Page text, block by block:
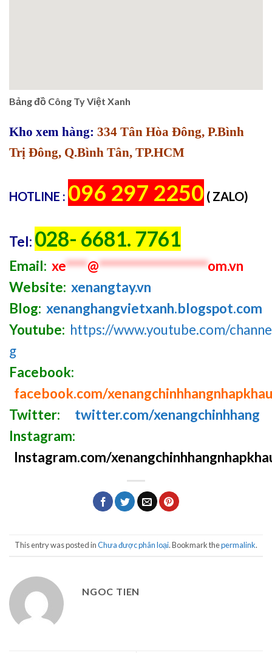
Bảng đồ Công Ty Việt Xanh
Kho xem hàng: 334 Tân Hòa Đông, P.Bình
Trị Đông, Q.Bình Tân, TP.HCM
HOTLINE : 096 297 2250 ( ZALO)
Tel: 028- 6681. 7761
Email: xe****@********************om.vn
Website: xenangtay.vn
Blog: xenanghangvietxanh.blogspot.com
Youtube: https://www.youtube.com/
g
Facebook:
facebook.com/xenangchinhhangnhapkhau
Twitter:
twitter.com/xenangchinhhang
Instagram:
Instagram.com/
This entry was posted inChưa được phân loại. Bookmark thepermalink.
NGOC TIEN